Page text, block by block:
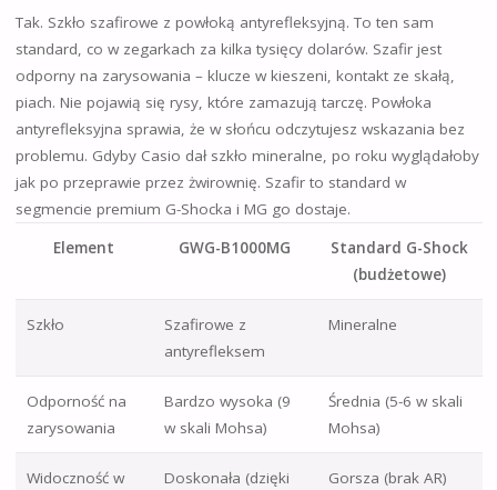
Tak. Szkło szafirowe z powłoką antyrefleksyjną. To ten sam
standard, co w zegarkach za kilka tysięcy dolarów. Szafir jest
odporny na zarysowania – klucze w kieszeni, kontakt ze skałą,
piach. Nie pojawią się rysy, które zamazują tarczę. Powłoka
antyrefleksyjna sprawia, że w słońcu odczytujesz wskazania bez
problemu. Gdyby Casio dał szkło mineralne, po roku wyglądałoby
jak po przeprawie przez żwirownię. Szafir to standard w
segmencie premium G-Shocka i MG go dostaje.
Element
GWG-B1000MG
Standard G-Shock
(budżetowe)
Szkło
Szafirowe z
antyrefleksem
Mineralne
Odporność na
zarysowania
Bardzo wysoka (9
w skali Mohsa)
Średnia (5-6 w skali
Mohsa)
Widoczność w
Doskonała (dzięki
Gorsza (brak AR)